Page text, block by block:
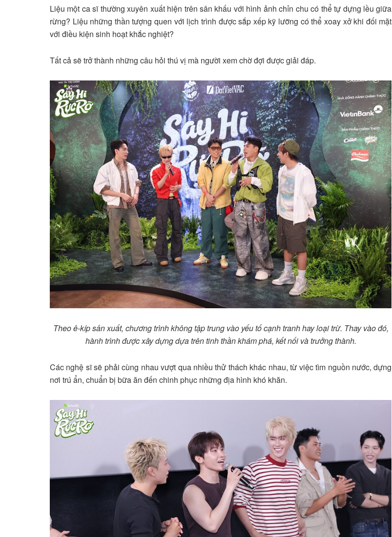
Liệu một ca sĩ thường xuyên xuất hiện trên sân khấu với hình ảnh chỉn chu có thể tự dựng lều giữa
rừng? Liệu những thần tượng quen với lịch trình được sắp xếp kỹ lưỡng có thể xoay xở khi đối mặt
với điều kiện sinh hoạt khắc nghiệt?
Tất cả sẽ trở thành những câu hỏi thú vị mà người xem chờ đợi được giải đáp.
Theo ê-kíp sản xuất, chương trình không tập trung vào yếu tố cạnh tranh hay loại trừ. Thay vào đó,
hành trình được xây dựng dựa trên tinh thần khám phá, kết nối và trưởng thành.
Các nghệ sĩ sẽ phải cùng nhau vượt qua nhiều thử thách khác nhau, từ việc tìm nguồn nước, dựng
nơi trú ẩn, chuẩn bị bữa ăn đến chinh phục những địa hình khó khăn.